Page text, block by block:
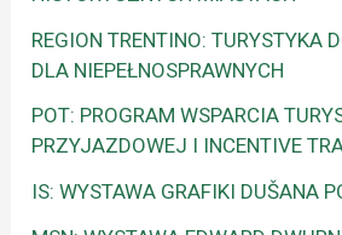
REGION TRENTINO: TURYSTYKA
DLA NIEPEŁNOSPRAWNYCH
POT: PROGRAM WSPARCIA
PRZYJAZDOWEJ I INCENTIVE
IS: WYSTAWA GRAFIKI DUŠANA